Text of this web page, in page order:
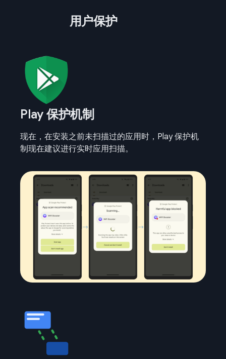
用户保护
Play 保护机制
现在，在安装之前未扫描过的应用时，Play 保护机
制现在建议进行实时应用扫描。